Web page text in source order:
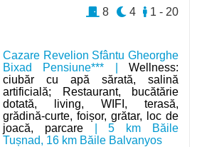
Cazare Revelion Sfântu Gheorghe
Bixad Pensiune*** | Wellness:
ciubăr cu apă sărată, salină
artificială; Restaurant, bucătărie
dotată, living, WIFI, terasă,
grădină-curte, foișor, grătar, loc de
joacă, parcare| 5 km Băile
Tușnad, 16 km Băile Balvanyos
1 - 20
4
8